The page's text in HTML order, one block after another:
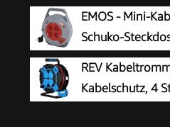
EMOS - Mini-
Schuko-
2300 W -
H05VV-F3G 1,0 mm2 -
IP20 für Innen
REV
Kabelschutz, 4